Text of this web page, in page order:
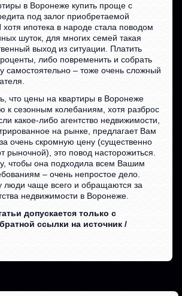
в Воронеже купить проще с
под залог приобретаемой
ипотека в народе стала поводом
шуток, для многих семей такая
выход из ситуации. Платить
либо повременить и собрать
самостоятельно – тоже очень сложный
что цены на квартиры в Воронеже
к сезонным колебаниям, хотя разброс
какое-либо агентство недвижимости,
на рынке, предлагает Вам
очень скромную цену (существенно
рыночной), это повод насторожиться.
чтобы она подходила всем Вашим
– очень непростое дело.
люди чаще всего и обращаются за
недвижимости в Воронеже.
допускается только с
ссылки на источник /